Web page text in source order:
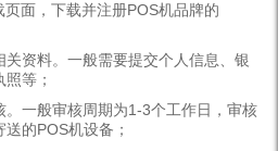
面，下载并注册POS机品牌的
资料。一般需要提交个人信息、银
等；
。一般审核周期为1-3个工作日，审核
的POS机设备；